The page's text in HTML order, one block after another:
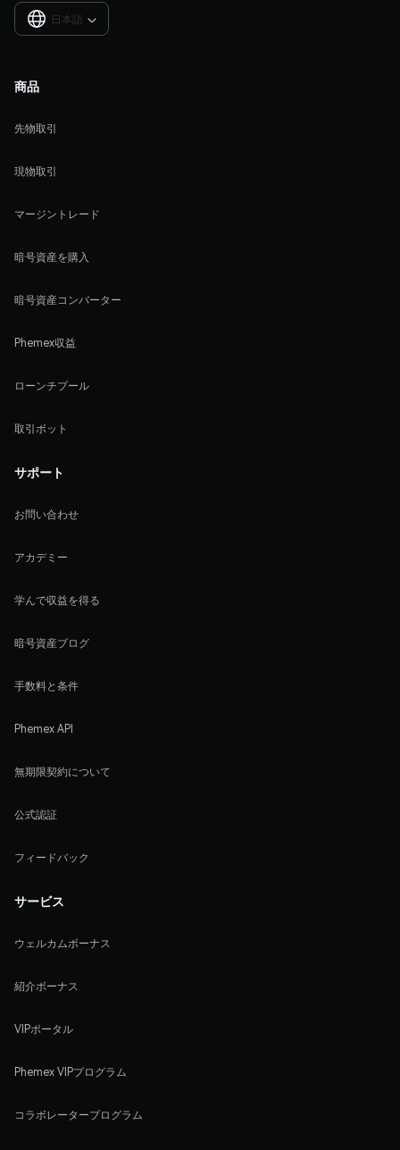
日本語 
商品
先物取引
現物取引
マージントレード
暗号資産を購入
暗号資産コンバーター
Phemex収益
ローンチプール
取引ボット
サポート
お問い合わせ
アカデミー
学んで収益を得る
暗号資産ブログ
手数料と条件
Phemex API
無期限契約について
公式認証
フィードバック
サービス
ウェルカムボーナス
紹介ボーナス
VIPポータル
Phemex VIPプログラム
コラボレータープログラム